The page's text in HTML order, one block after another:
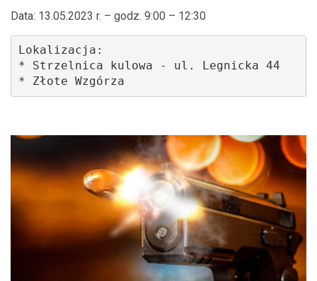
Data: 13.05.2023 r. – godz. 9:00 – 12:30
Lokalizacja:
* Strzelnica kulowa - ul. Legnicka 44
* Złote Wzgórza